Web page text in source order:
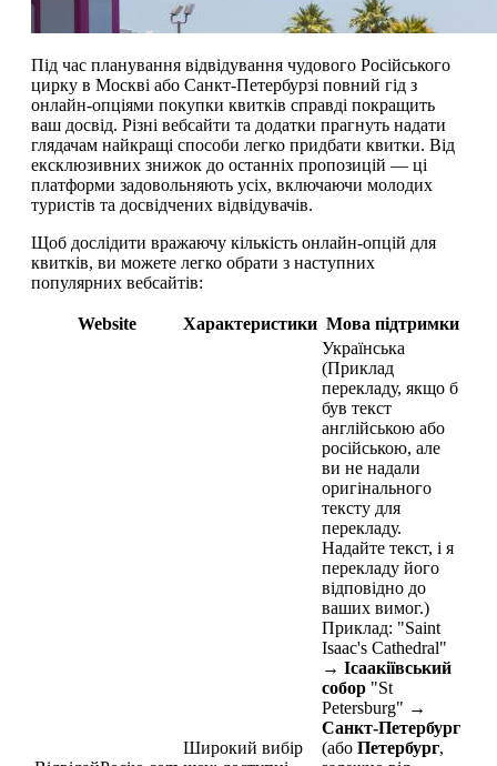
Під час планування відвідування чудового Російського
цирку в Москві або Санкт-Петербурзі повний гід з
онлайн-опціями покупки квитків справді покращить
ваш досвід. Різні вебсайти та додатки прагнуть надати
глядачам найкращі способи легко придбати квитки. Від
ексклюзивних знижок до останніх пропозицій — ці
платформи задовольняють усіх, включаючи молодих
туристів та досвідчених відвідувачів.
Щоб дослідити вражаючу кількість онлайн-опцій для
квитків, ви можете легко обрати з наступних
популярних вебсайтів:
Website Характеристики Мова підтримки
Широкий вибір
Українська
(Приклад
перекладу, якщо б
був текст
англійською або
російською, але
ви не надали
оригінального
тексту для
перекладу.
Надайте текст, і я
перекладу його
відповідно до
ваших вимог.)
Приклад: "Saint
Isaac's Cathedral"
→ Ісаакіївський
собор "St
Petersburg" →
Санкт-Петербург
(або Петербург,